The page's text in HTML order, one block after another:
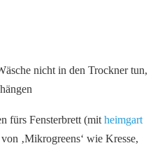
nicht in den Trockner tun,
fürs Fensterbrett (mitheimgart
‚Mikrogreens‘ wie Kresse,